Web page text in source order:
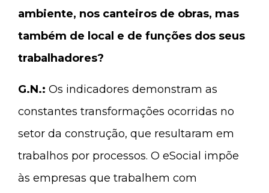
ambiente, nos canteiros de obras, mas
também de local e de funções dos seus
trabalhadores?
G.N.: Os indicadores demonstram as
constantes transformações ocorridas no
setor da construção, que resultaram em
trabalhos por processos. O eSocial impõe
às empresas que trabalhem com